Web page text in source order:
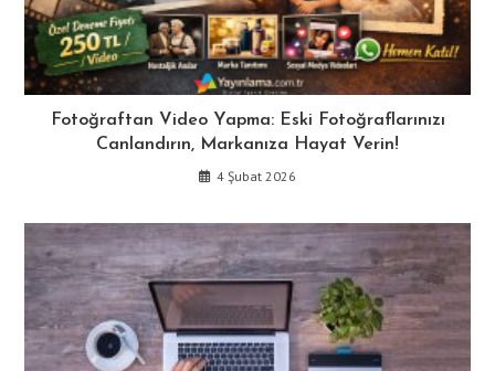
Fotoğraftan Video Yapma: Eski Fotoğraflarınızı
Canlandırın, Markanıza Hayat Verin!
4 Şubat 2026